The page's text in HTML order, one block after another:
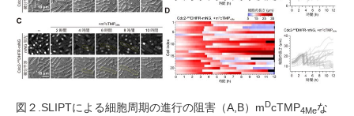
図２ .SLIPTによる細胞周期の進行の阻害（A,B） mDcTMP4Meな